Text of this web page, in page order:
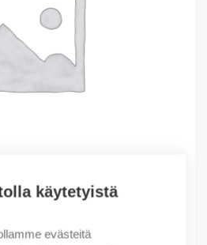
käytetyistä
evästeitä
630-RAL7008